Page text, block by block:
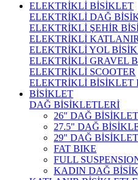
ELEKTRİKLİ BİSİKLET
ELEKTRİKLİ DAĞ
ELEKTRİKLİ ŞEHİR
ELEKTRİKLİ
ELEKTRİKLİ YOL
ELEKTRİKLİ GRAVEL
ELEKTRİKLİ SCOOTER
ELEKTRİKLİ BİSİKLET
BİSİKLET
DAĞ BİSİKLETLERİ
26" DAĞ
27.5" DAĞ
29" DAĞ
FAT BIKE
FULL
KADIN DAĞ